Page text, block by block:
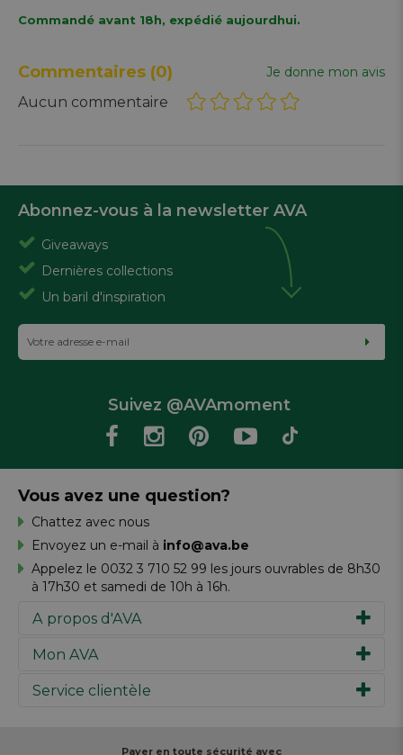
Commandé avant 18h, expédié aujourdhui.
Commentaires (0) Je donne mon avis
Aucun commentaire
Abonnez-vous à la newsletter AVA
Giveaways
Dernières collections
Un baril d'inspiration
Suivez @AVAmoment
A propos d'AVA
Notre histoire
Travailler chez AVA
Mon AVA
Inspiration
Service clientèle
Votre paiement
Vous avez une question?
Chattez avec nous
Envoyez un e-mail à info@ava.be
Appelez le 0032 3 710 52 99 les jours ouvrables de 8h30
à 17h30 et samedi de 10h à 16h.
Payer en toute sécurité avec